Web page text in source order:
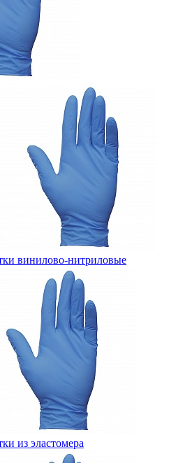
винилово-нитриловые
из эластомера